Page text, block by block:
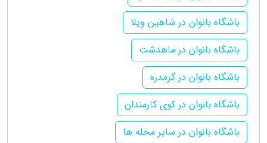
باشگاه بانوان در شاهین ویلا
باشگاه بانوان در ماهدشت
باشگاه بانوان در گرمدره
باشگاه بانوان در کوی کارمندان
باشگاه بانوان در سایر محله ها